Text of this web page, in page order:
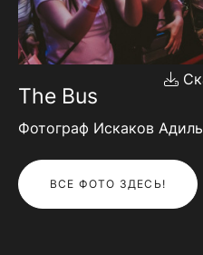
The Bus
Фотограф Искаков
ВСЕ ФОТО ЗДЕСЬ!